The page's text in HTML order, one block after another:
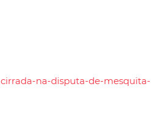
na-disputa-de-mesquita-